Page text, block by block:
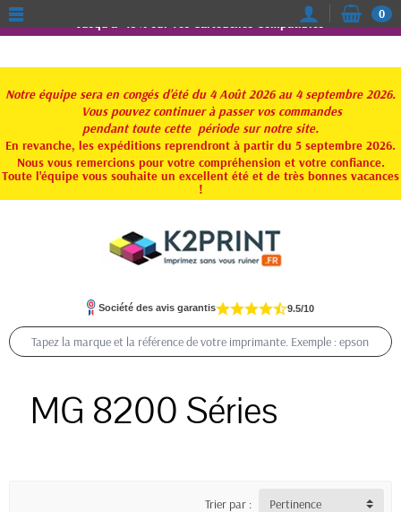
Jusqu'à -15% sur vos Cartouches Compatibles
Notre équipe sera en congés d'été du 4 Août 2026 au 4 septembre 2026.
Vous pouvez continuer à passer vos commandes
pendant toute cette période sur notre site.
En revanche, les expéditions reprendront à partir du 5 septembre 2026.
Nous vous remercions pour votre compréhension et votre confiance.
Toute l'équipe vous souhaite un excellent été et de très bonnes vacances
!
0
Société des avis garantis 9.5/10
MG 8200 Séries
Trier par : Pertinence